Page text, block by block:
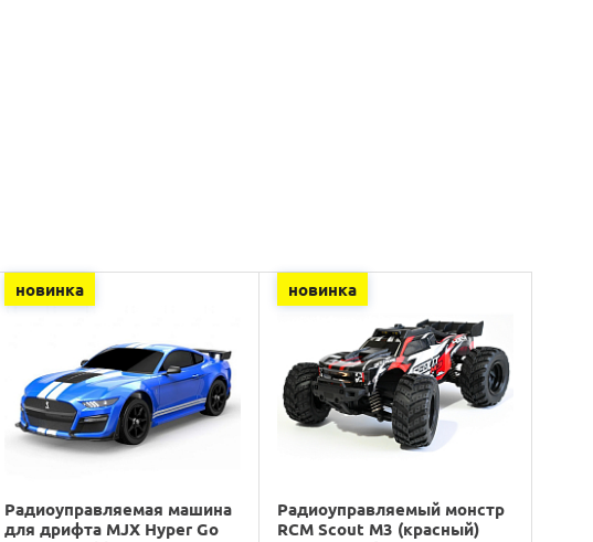
новинка
Радиоуправляемая машина
для дрифта MJX Hyper Go
новинка
Радиоуправляемый монстр
RCM Scout M3 (красный)